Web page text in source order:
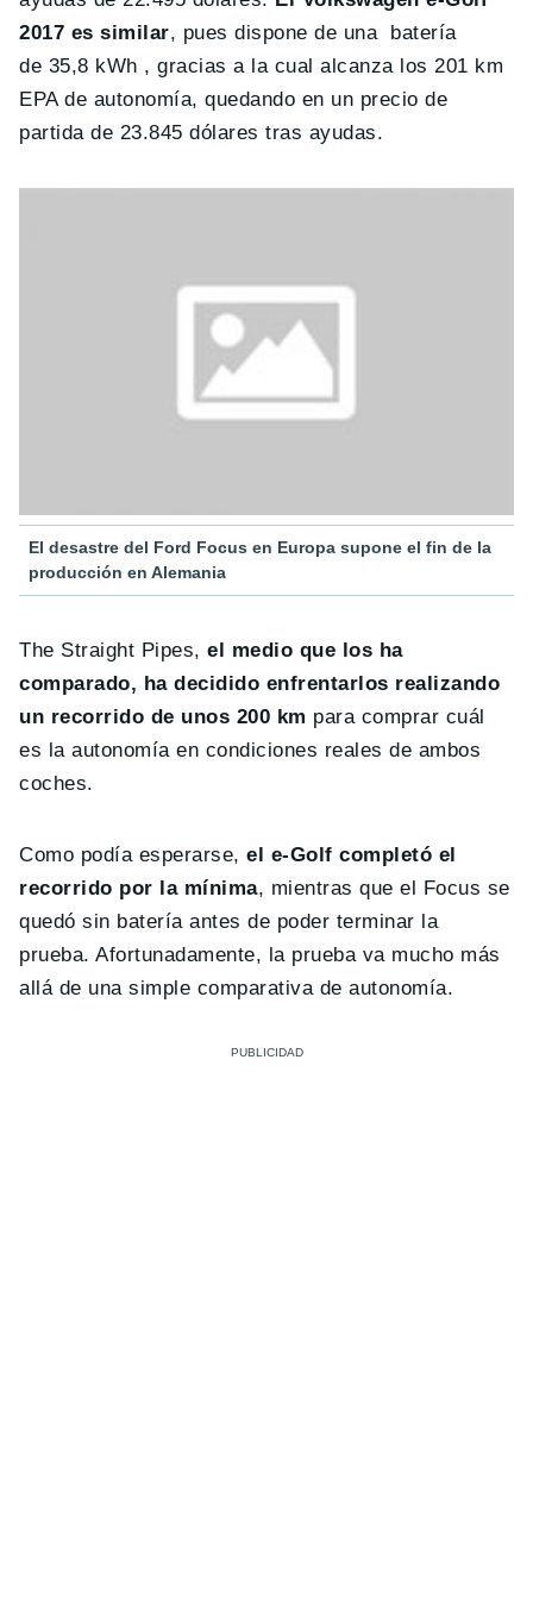
2017 es similar, pues dispone de una batería
de 35,8 kWh , gracias a la cual alcanza los 201 km
EPA de autonomía, quedando en un precio de
partida de 23.845 dólares tras ayudas.
El desastre del Ford Focus en Europa supone el fin de la
producción en Alemania
The Straight Pipes,el medio que los ha
comparado, ha decidido enfrentarlos realizando
un recorrido de unos 200 km para comprar cuál
es la autonomía en condiciones reales de ambos
coches.
Como podía esperarse,el e-Golf completó el
recorrido por la mínima, mientras que el Focus se
quedó sin batería antes de poder terminar la
prueba. Afortunadamente, la prueba va mucho más
allá de una simple comparativa de autonomía.